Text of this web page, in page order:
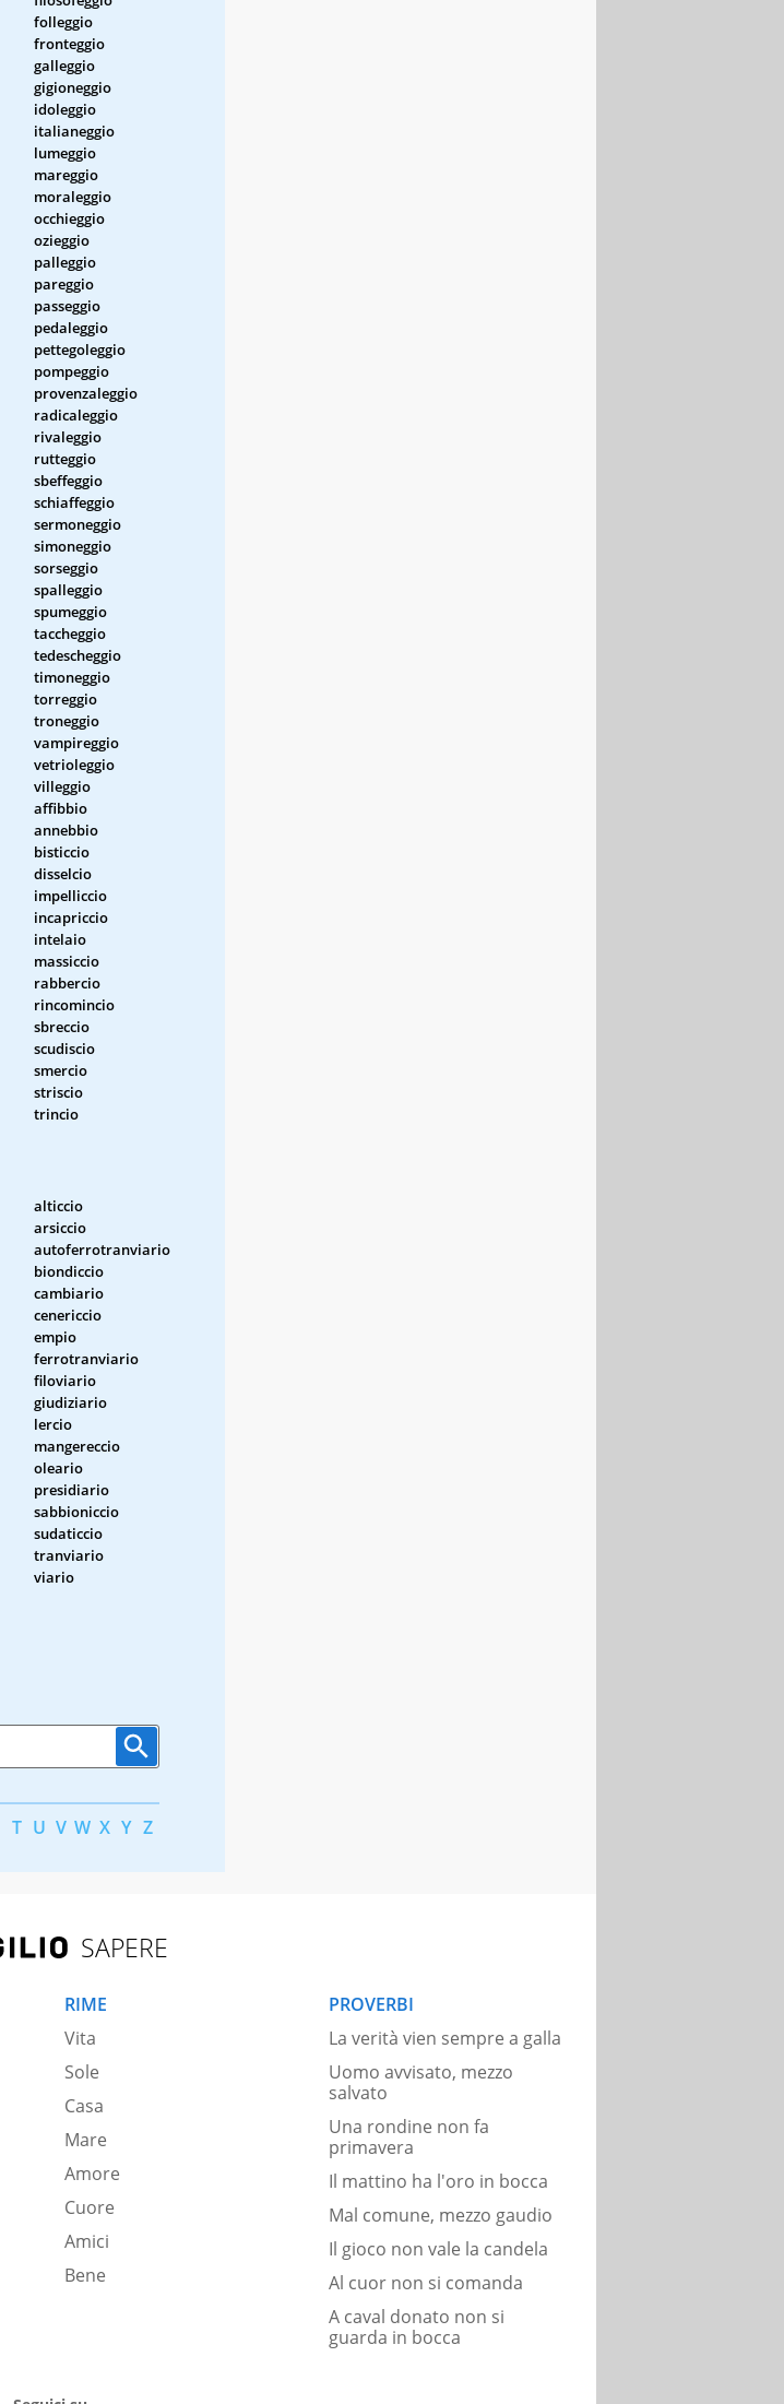
folleggio
fronteggio
galleggio
gigioneggio
idoleggio
italianeggio
lumeggio
mareggio
moraleggio
occhieggio
ozieggio
palleggio
pareggio
passeggio
pedaleggio
pettegoleggio
pompeggio
provenzaleggio
radicaleggio
rivaleggio
rutteggio
sbeffeggio
schiaffeggio
sermoneggio
simoneggio
sorseggio
spalleggio
spumeggio
taccheggio
tedescheggio
timoneggio
torreggio
troneggio
vampireggio
vetrioleggio
villeggio
affibbio
annebbio
bisticcio
disselcio
impelliccio
incapriccio
intelaio
massiccio
rabbercio
rincomincio
sbreccio
scudiscio
smercio
striscio
trincio
alticcio
arsiccio
autoferrotranviario
biondiccio
cambiario
cenericcio
empio
ferrotranviario
filoviario
giudiziario
lercio
mangereccio
oleario
presidiario
sabbioniccio
sudaticcio
tranviario
viario
T U V W X Y Z
SAPERE
RIME
Vita
Sole
Casa
Mare
Amore
Cuore
Amici
Bene
PROVERBI
La verità vien sempre a galla
Uomo avvisato, mezzo
salvato
Una rondine non fa
primavera
Il mattino ha l'oro in bocca
Mal comune, mezzo gaudio
Il gioco non vale la candela
Al cuor non si comanda
A caval donato non si
guarda in bocca